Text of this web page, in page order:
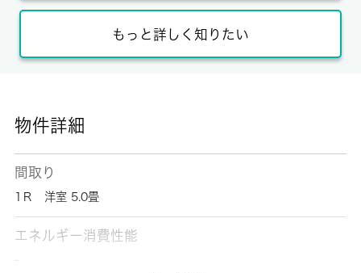
もっと詳しく知りたい
物件詳細
間取り
1Ｒ 洋室 5.0畳
エネルギー消費性能
-